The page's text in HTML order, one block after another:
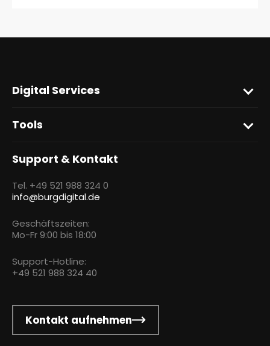
Digital Services
Tools
Support & Kontakt
Tel. +49 521 988 324 0
info@burgdigital.de
Geschäftszeiten:
Mo-Fr 9:00 bis 18:00
Support-Hotline:
+49 521 988 324 40
Kontakt aufnehmen